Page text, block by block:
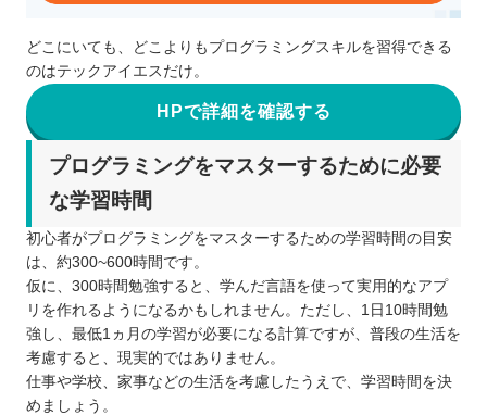
どこにいても、どこよりもプログラミングスキルを習得できる
のはテックアイエスだけ。
HPで詳細を確認する
プログラミングをマスターするために必要
な学習時間
初心者がプログラミングをマスターするための学習時間の目安
は、約300~600時間です。
仮に、300時間勉強すると、学んだ言語を使って実用的なアプ
リを作れるようになるかもしれません。ただし、1日10時間勉
強し、最低1ヵ月の学習が必要になる計算ですが、普段の生活を
考慮すると、現実的ではありません。
仕事や学校、家事などの生活を考慮したうえで、学習時間を決
めましょう。